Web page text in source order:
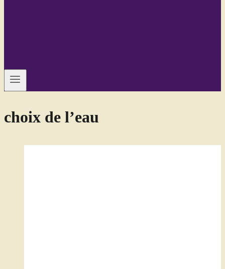
choix de l’eau